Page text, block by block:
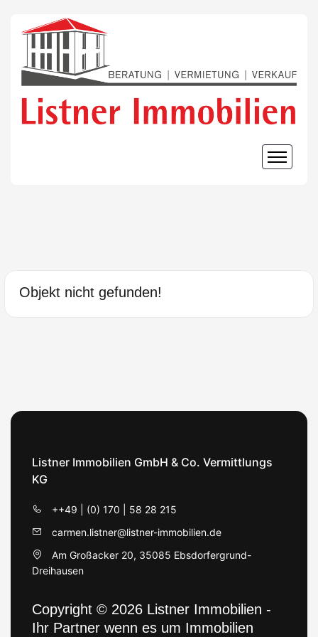
Objekt nicht gefunden!
Listner Immobilien GmbH & Co. Vermittlungs
KG
++49 | (0) 170 | 58 28 215
carmen.listner@listner-immobilien.de
Am Großacker 20, 35085 Ebsdorfergrund-
Dreihausen
Copyright © 2026 Listner Immobilien -
Ihr Partner wenn es um Immobilien